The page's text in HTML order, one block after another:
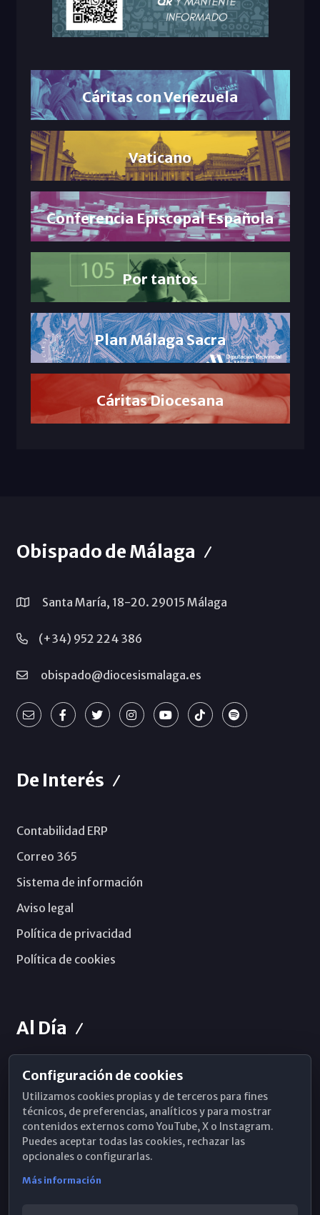
Cáritas con Venezuela
Vaticano
Conferencia Episcopal Española
Por tantos
Plan Málaga Sacra
Cáritas Diocesana
Obispado de Málaga
Santa María, 18-20. 29015 Málaga
(+34) 952 224 386
obispado@diocesismalaga.es
De Interés
Contabilidad ERP
Correo 365
Sistema de información
Aviso legal
Política de privacidad
Política de cookies
Al Día
Horarios de Misa
Hemeroteca
WhatsApp
Configuración de cookies
Utilizamos cookies propias y de terceros para fines
técnicos, de preferencias, analíticos y para mostrar
contenidos externos como YouTube, X o Instagram.
Puedes aceptar todas las cookies, rechazar las
opcionales o configurarlas.
Más información